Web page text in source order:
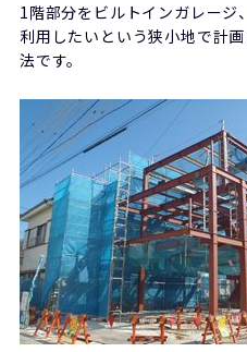
1階部分をビルトインガレージ
利用したいという狭小地で計
法です。